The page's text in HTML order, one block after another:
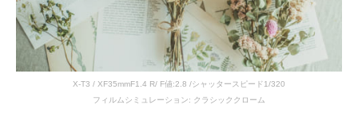
X-T3 / XF35mmF1.4 R/ F値:2.8 /シャッタースピード1/320
フィルムシミュレーション: クラシッククローム